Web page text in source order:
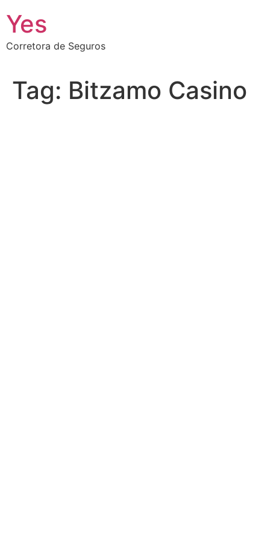
para
conteúdo
Yes
Corretora de Seguros
Tag: Bitzamo Casino